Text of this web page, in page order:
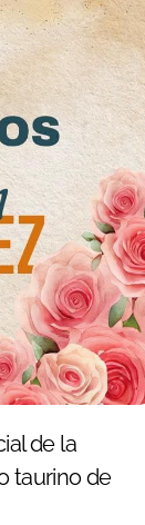
de la
taurino de